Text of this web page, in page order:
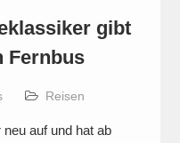
gibt
Fernbus
Reisen
auf und hat ab